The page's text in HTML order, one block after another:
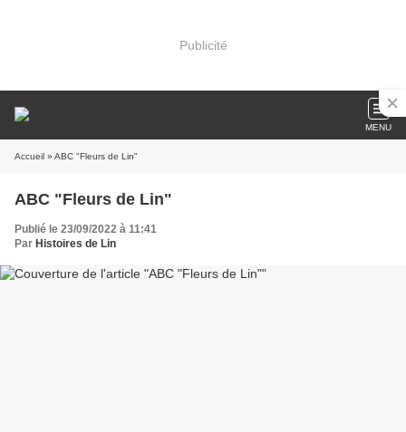
Publicité
MENU
Accueil » ABC "Fleurs de Lin"
ABC "Fleurs de Lin"
Publié le 23/09/2022 à 11:41
Par Histoires de Lin